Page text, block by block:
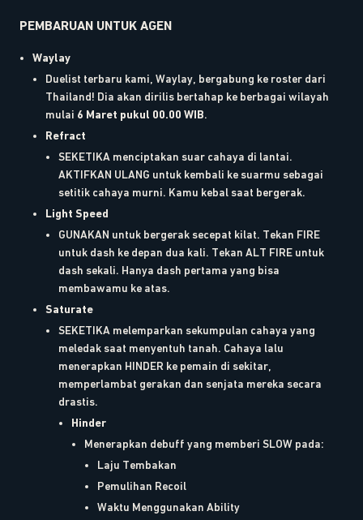
PEMBARUAN UNTUK AGEN
Waylay
Duelist terbaru kami, Waylay, bergabung ke roster dari
Thailand! Dia akan dirilis bertahap ke berbagai wilayah
mulai 6 Maret pukul 00.00 WIB.
Refract
SEKETIKA menciptakan suar cahaya di lantai.
AKTIFKAN ULANG untuk kembali ke suarmu sebagai
setitik cahaya murni. Kamu kebal saat bergerak.
Light Speed
GUNAKAN untuk bergerak secepat kilat. Tekan FIRE
untuk dash ke depan dua kali. Tekan ALT FIRE untuk
dash sekali. Hanya dash pertama yang bisa
membawamu ke atas.
Saturate
SEKETIKA melemparkan sekumpulan cahaya yang
meledak saat menyentuh tanah. Cahaya lalu
menerapkan HINDER ke pemain di sekitar,
memperlambat gerakan dan senjata mereka secara
drastis.
Hinder
Menerapkan debuff yang memberi SLOW pada:
Laju Tembakan
Pemulihan Recoil
Waktu Menggunakan Ability